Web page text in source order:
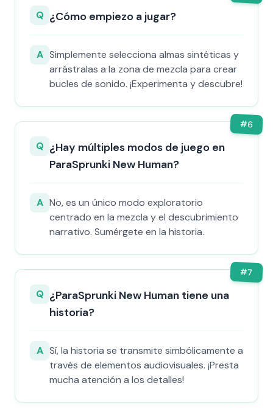
Q ¿Cómo empiezo a jugar?
A Simplemente selecciona almas sintéticas y
arrástralas a la zona de mezcla para crear
bucles de sonido. ¡Experimenta y descubre!
#6
Q ¿Hay múltiples modos de juego en
ParaSprunki New Human?
A No, es un único modo exploratorio
centrado en la mezcla y el descubrimiento
narrativo. Sumérgete en la historia.
#7
Q ¿ParaSprunki New Human tiene una
historia?
A Sí, la historia se transmite simbólicamente a
través de elementos audiovisuales. ¡Presta
mucha atención a los detalles!